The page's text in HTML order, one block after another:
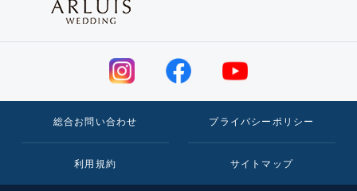
総合お問い合わせ プライバシーポリシー
利用規約 サイトマップ